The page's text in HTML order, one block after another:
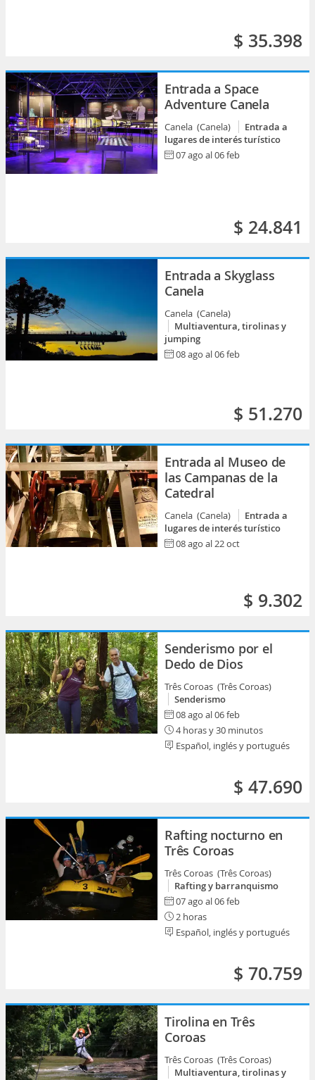
$ 35.398
Entrada a Space
Adventure Canela
Canela (Canela)
Entrada a
lugares de interés turístico
07 ago al 06 feb
$ 24.841
Entrada a Skyglass
Canela
Canela (Canela)
Multiaventura, tirolinas y
jumping
08 ago al 06 feb
$ 51.270
Entrada al Museo de
las Campanas de la
Catedral
Canela (Canela)
Entrada a
lugares de interés turístico
08 ago al 22 oct
$ 9.302
Senderismo por el
Dedo de Dios
Três Coroas (Três Coroas)
Senderismo
08 ago al 06 feb
4 horas y 30 minutos
Español, inglés y portugués
$ 47.690
Rafting nocturno en
Três Coroas
Três Coroas (Três Coroas)
Rafting y barranquismo
07 ago al 06 feb
2 horas
Español, inglés y portugués
$ 70.759
Tirolina en Três
Coroas
Três Coroas (Três Coroas)
Multiaventura, tirolinas y